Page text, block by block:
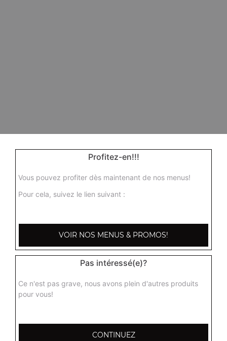
Profitez-en!!!
Vous pouvez profiter dès maintenant de nos menus!
Pour cela, suivez le lien suivant :
VOIR NOS MENUS & PROMOS!
Pas intéressé(e)?
Ce n'est pas grave, nous avons plein d'autres produits
pour vous!
CONTINUEZ